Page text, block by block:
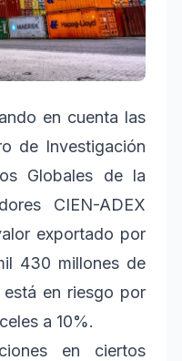
en cuenta las
de Investigación
Globales de la
CIEN-ADEX
exportado por
430 millones de
en riesgo por
a 10%.
en ciertos